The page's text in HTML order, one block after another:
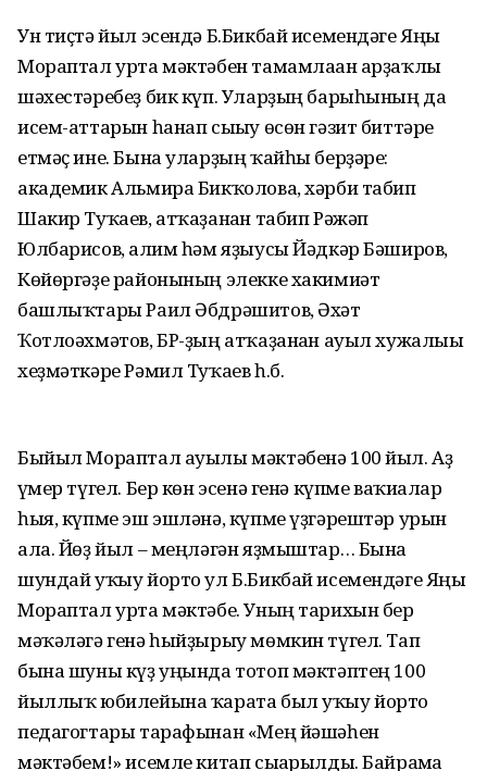
Ун тиҫтә йыл эсендә Б.Бикбай исемендәге Яңы
Мораптал урта мәктәбен тамамлаған арҙаҡлы
шәхестәребеҙ бик күп. Уларҙың барыһының да
исем-аттарын һанап сығыу өсөн гәзит биттәре
етмәҫ ине. Бына уларҙың ҡайһы берҙәре:
академик Альмира Бикҡолова, хәрби табип
Шакир Туҡаев, атҡаҙанған табип Рәжәп
Юлбарисов, ғалим һәм яҙыусы Йәдкәр Бәширов,
Көйөргәҙе районының элекке хакимиәт
башлыҡтары Раил Әбдрәшитов, Әхәт
Ҡотлоәхмәтов, БР-ҙың атҡаҙанған ауыл хужалығы
хеҙмәткәре Рәмил Туҡаев һ.б.
Быйыл Мораптал ауылы мәктәбенә 100 йыл. Аҙ
ғүмер түгел. Бер көн эсенә генә күпме ваҡиғалар
һыя, күпме эш эшләнә, күпме үҙгәрештәр урын
ала. Йөҙ йыл – меңләгән яҙмыштар… Бына
шундай уҡыу йорто ул Б.Бикбай исемендәге Яңы
Мораптал урта мәктәбе. Уның тарихын бер
мәҡәләгә генә һыйҙырыу мөмкин түгел. Тап
бына шуны күҙ уңында тотоп мәктәптең 100
йыллыҡ юбилейына ҡарата был уҡыу йорто
педагогтары тарафынан «Мең йәшәһен
мәктәбем!» исемле китап сығарылды. Байрамға